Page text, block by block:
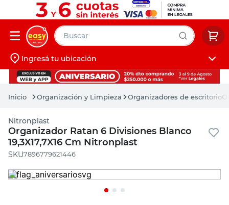
Buscar
Iniciá sesión
Ingresá tu ubicación
Organización y Limpieza Organizadores de escritorio
Nitronplast
Organizador Ratan 6 Divisiones Blanco
19,3X17,7X16 Cm Nitronplast
:7896779621446
muebles
pintura
escritorio
puertas
placard